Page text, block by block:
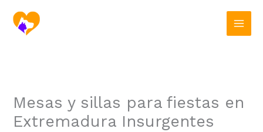
contenido
Mesas y sillas para fiestas en
Extremadura Insurgentes